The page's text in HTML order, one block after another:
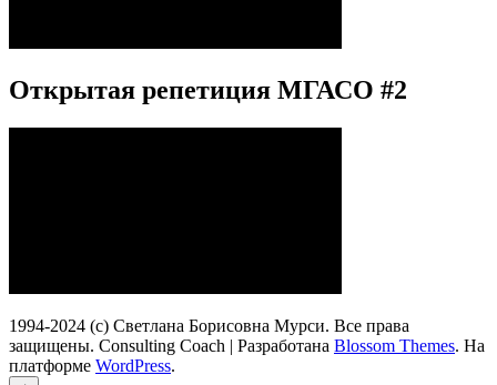
Открытая репетиция МГАСО #2
1994-2024 (c) Светлана Борисовна Мурси. Все права
защищены. Consulting Coach | Разработана Blossom Themes. На
платформе WordPress.